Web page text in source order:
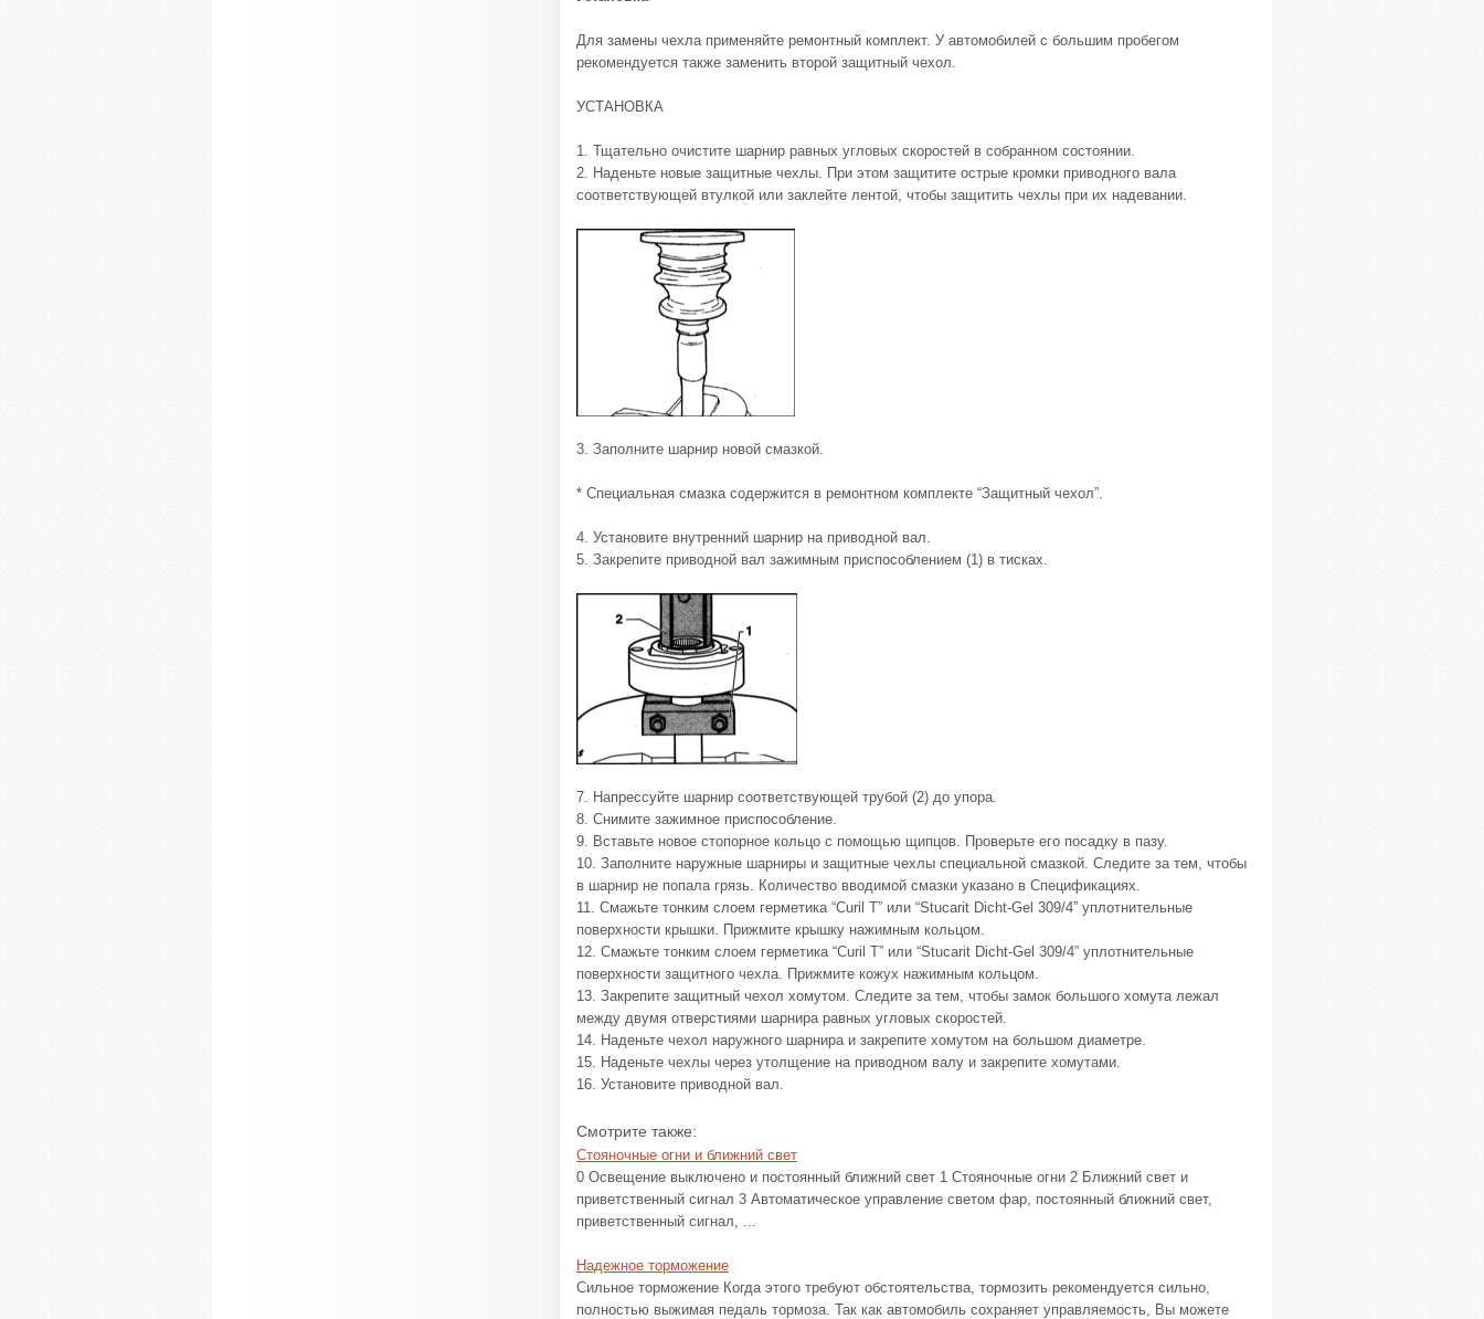
Для замены чехла применяйте ремонтный комплект. У автомобилей с большим пробегом
рекомендуется также заменить второй защитный чехол.
УСТАНОВКА
1. Тщательно очистите шарнир равных угловых скоростей в собранном состоянии.
2. Наденьте новые защитные чехлы. При этом защитите острые кромки приводного вала
соответствующей втулкой или заклейте лентой, чтобы защитить чехлы при их надевании.
3. Заполните шарнир новой смазкой.
* Специальная смазка содержится в ремонтном комплекте “Защитный чехол”.
4. Установите внутренний шарнир на приводной вал.
5. Закрепите приводной вал зажимным приспособлением (1) в тисках.
7. Напрессуйте шарнир соответствующей трубой (2) до упора.
8. Снимите зажимное приспособление.
9. Вставьте новое стопорное кольцо с помощью щипцов. Проверьте его посадку в пазу.
10. Заполните наружные шарниры и защитные чехлы специальной смазкой. Следите за тем, чтобы
в шарнир не попала грязь. Количество вводимой смазки указано в Спецификациях.
11. Смажьте тонким слоем герметика “Curil T” или “Stucarit Dicht-Gel 309/4” уплотнительные
поверхности крышки. Прижмите крышку нажимным кольцом.
12. Смажьте тонким слоем герметика “Curil T” или “Stucarit Dicht-Gel 309/4” уплотнительные
поверхности защитного чехла. Прижмите кожух нажимным кольцом.
13. Закрепите защитный чехол хомутом. Следите за тем, чтобы замок большого хомута лежал
между двумя отверстиями шарнира равных угловых скоростей.
14. Наденьте чехол наружного шарнира и закрепите хомутом на большом диаметре.
15. Наденьте чехлы через утолщение на приводном валу и закрепите хомутами.
16. Установите приводной вал.
Смотрите также:
Стояночные огни и ближний свет
0 Освещение выключено и постоянный ближний свет 1 Стояночные огни 2 Ближний свет и
приветственный сигнал 3 Автоматическое управление светом фар, постоянный ближний свет,
приветственный сигнал, ...
Надежное торможение
Сильное торможение Когда этого требуют обстоятельства, тормозить рекомендуется сильно,
полностью выжимая педаль тормоза. Так как автомобиль сохраняет управляемость, Вы можете